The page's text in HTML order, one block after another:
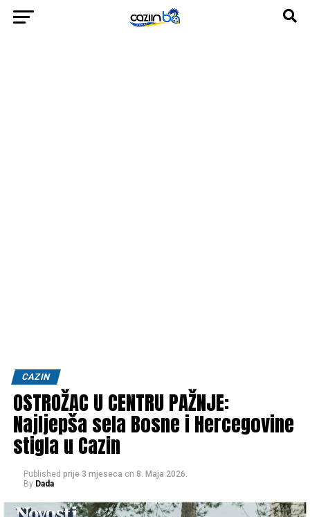
CAZIN
OSTROŽAC U CENTRU PAŽNJE:
Najljepša sela Bosne i Hercegovine
stigla u Cazin
Published prije 3 mjeseca on 8. Maja 2026.
By Dada